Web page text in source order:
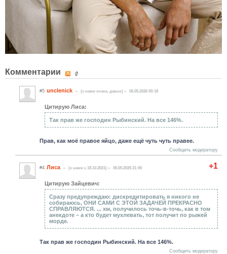
Комментарии
#5 unclenick (c нами очень давно) 06.05.2026 09:18
Цитирую Лиса:
Так прав же господин Рыбинский. На все 146%.
Прав, как моё правое яйцо, даже ещё чуть чуть правее.
Сообщить модератору
+1
#4 Лиса (c нами с 18.10.2021) 05.05.2026 21:06
Цитирую Зайцевич:
Сразу предупреждаю: дискредитировать я никого не
собираюсь, ОНИ САМИ С ЭТОЙ ЗАДАЧЕЙ ПРЕКРАСНО
СПРАВЛЯЮТСЯ. ... хм, получилось точь-в-точь, как в том
анекдоте – а кто будет мухлевать, тот получит по рыжей
морде.
Так прав же господин Рыбинский. На все 146%.
Сообщить модератору